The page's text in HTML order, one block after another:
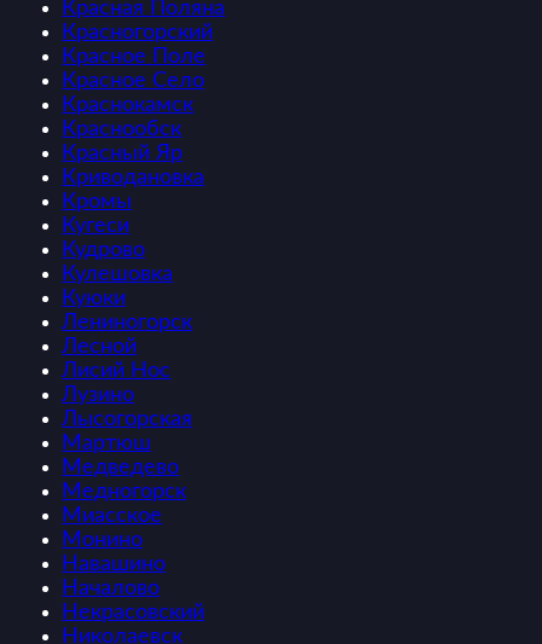
Красная Поляна
Красногорский
Красное Поле
Красное Село
Краснокамск
Краснообск
Красный Яр
Криводановка
Кромы
Кугеси
Кудрово
Кулешовка
Куюки
Лениногорск
Лесной
Лисий Нос
Лузино
Лысогорская
Мартюш
Медведево
Медногорск
Миасское
Монино
Навашино
Началово
Некрасовский
Николаевск